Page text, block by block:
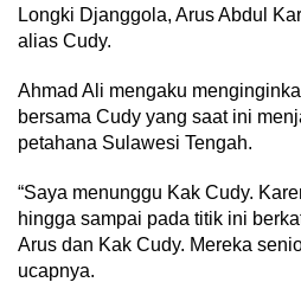
Longki Djanggola, Arus Abdul
alias Cudy.
Ahmad Ali mengaku
bersama Cudy yang saat ini
petahana Sulawesi Tengah.
“Saya menunggu Kak Cudy.
hingga sampai pada titik ini
Arus dan Kak Cudy. Mereka
ucapnya.